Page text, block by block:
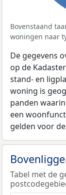
Bovenstaand
woningen naar
De gegevens
op de
stand- en
woning is
panden
een
gelden voor
Tabel met de